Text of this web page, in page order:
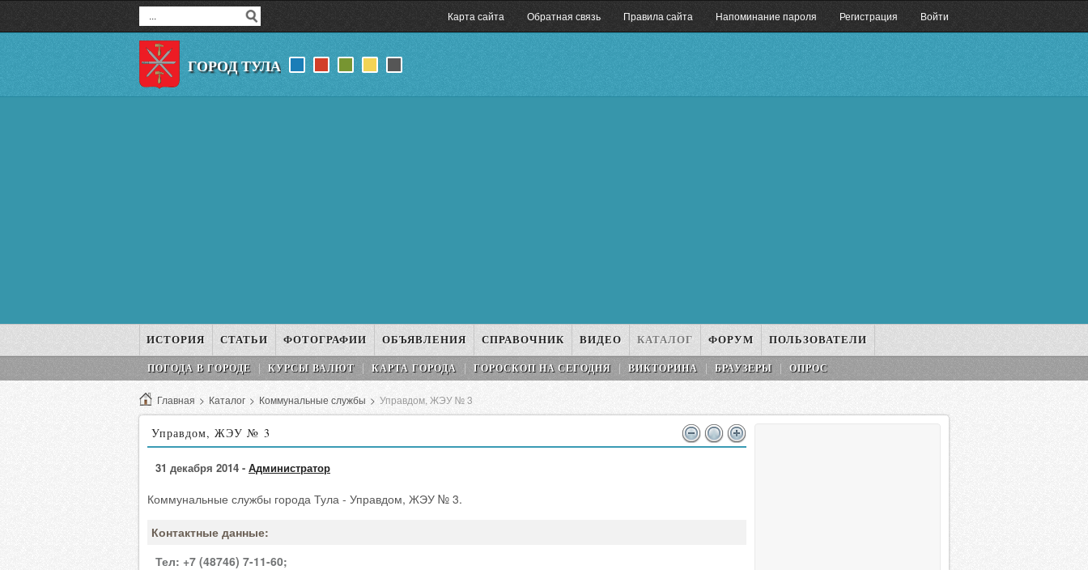
Карта сайта Обратная связь Правила сайта Напоминание пароля Регистрация Войти
ГОРОД ТУЛА
ИСТОРИЯ СТАТЬИ ФОТОГРАФИИ ОБЪЯВЛЕНИЯ СПРАВОЧНИК ВИДЕО КАТАЛОГ ФОРУМ ПОЛЬЗОВАТЕЛИ
ПОГОДА В ГОРОДЕ КУРСЫ ВАЛЮТ КАРТА ГОРОДА ГОРОСКОП НA СEГОДНЯ ВИКТОРИНА БРАУЗЕРЫ ОПРОС
Главная > Каталог > Коммунальные службы > Управдом, ЖЭУ № 3
Управдом, ЖЭУ № 3
31 декабря 2014 - Администратор
Коммунальные службы города Тула - Управдом, ЖЭУ № 3.
Контактные данные:
Тел: +7 (48746) 7-11-60;